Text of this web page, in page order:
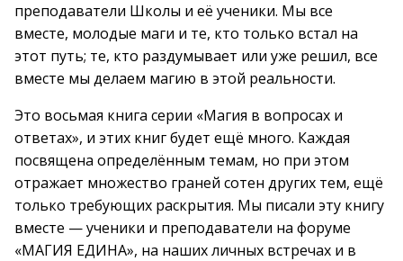
преподаватели Школы и её ученики. Мы все
вместе, молодые маги и те, кто только встал на
этот путь; те, кто раздумывает или уже решил, все
вместе мы делаем магию в этой реальности.
Это восьмая книга серии «Магия в вопросах и
ответах», и этих книг будет ещё много. Каждая
посвящена определённым темам, но при этом
отражает множество граней сотен других тем, ещё
только требующих раскрытия. Мы писали эту книгу
вместе — ученики и преподаватели на форуме
«МАГИЯ ЕДИНА», на наших личных встречах и в